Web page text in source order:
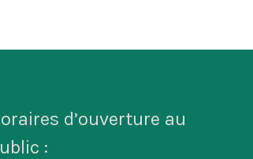
d’ouverture au
: